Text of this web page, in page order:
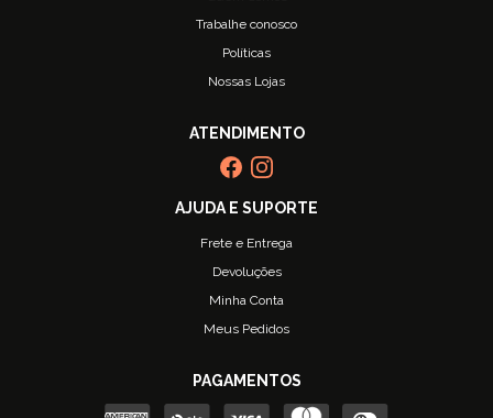
Trabalhe conosco
Políticas
Nossas Lojas
Frete e Entrega
Devoluções
Minha Conta
Meus Pedidos